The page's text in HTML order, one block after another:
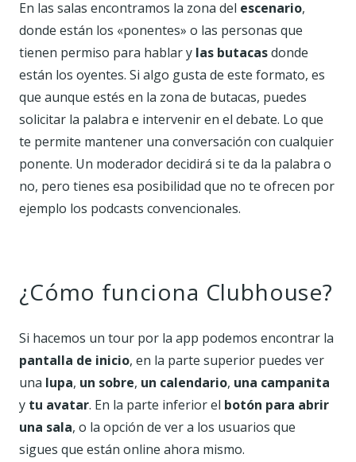
En las salas encontramos la zona del escenario,
donde están los «ponentes» o las personas que
tienen permiso para hablar y las butacasdonde
están los oyentes. Si algo gusta de este formato, es
que aunque estés en la zona de butacas, puedes
solicitar la palabra e intervenir en el debate. Lo que
te permite mantener una conversación con cualquier
ponente. Un moderador decidirá si te da la palabra o
no, pero tienes esa posibilidad que no te ofrecen por
ejemplo los podcasts convencionales.
¿Cómo funciona Clubhouse?
Si hacemos un tour por la app podemos encontrar la
pantalla de inicio, en la parte superior puedes ver
una lupa, un sobre, un calendario, una campanita
y tu avatar. En la parte inferior el botón para abrir
una sala, o la opción de ver a los usuarios que
sigues que están online ahora mismo.